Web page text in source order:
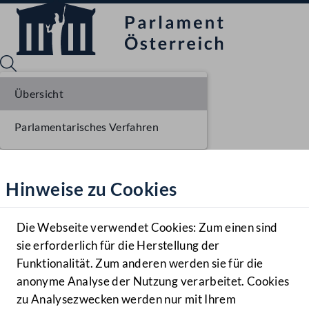
Hilfe
Benutzer
Navigationsmenü öffnen
MENÜ
Hinweise zu Cookies
Die Webseite verwendet Cookies: Zum einen sind
sie erforderlich für die Herstellung der
Funktionalität. Zum anderen werden sie für die
anonyme Analyse der Nutzung verarbeitet. Cookies
zu Analysezwecken werden nur mit Ihrem
Übersicht
Parlamentarisches Verfahren